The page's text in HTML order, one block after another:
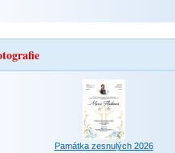
Památka zesnulých 2026